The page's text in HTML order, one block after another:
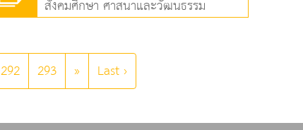
สังคมศึกษา ศาสนาและวัฒนธรรม
292 293 » Last ›